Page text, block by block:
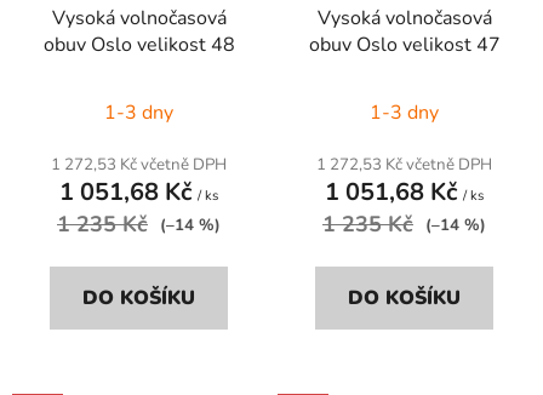
Vysoká volnočasová
obuv Oslo velikost 48
1-3 dny
1 272,53 Kč včetně DPH
1 051,68 Kč / ks
1 235 Kč (–14 %)
DO KOŠÍKU
Vysoká volnočasová
obuv Oslo velikost 47
1-3 dny
1 272,53 Kč včetně DPH
1 051,68 Kč / ks
1 235 Kč (–14 %)
DO KOŠÍKU